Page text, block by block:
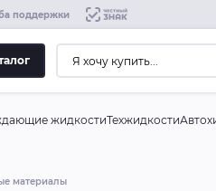
поддержки
жидкостиТехжидкости
материалы